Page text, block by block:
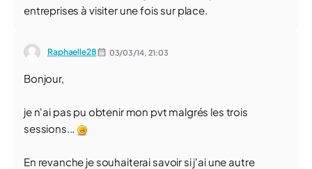
entreprises à visiter une fois sur place.
Raphaelle28 03/03/14, 21:03
Bonjour,
je n'ai pas pu obtenir mon pvt malgrés les trois
sessions...
En revanche je souhaiterai savoir si j'ai une autre